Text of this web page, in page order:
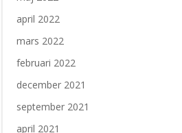
april 2022
mars 2022
februari 2022
december 2021
september 2021
april 2021